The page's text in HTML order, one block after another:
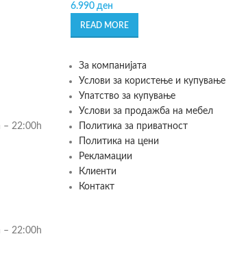
6.990 ден
READ MORE
– 22:00h
– 22:00h
За компанијата
Услови за користење и купување
Упатство за купување
Услови за продажба на мебел
Политика за приватност
Политика на цени
Рекламации
Клиенти
Контакт